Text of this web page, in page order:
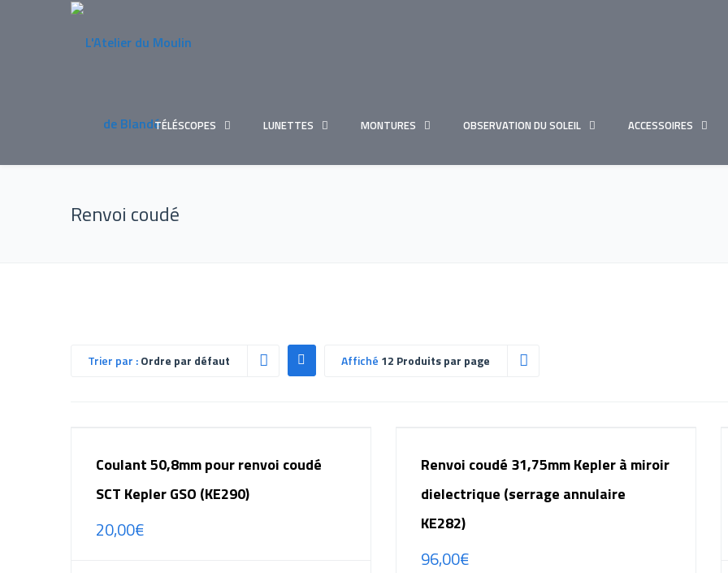
TÉLÉSCOPES LUNETTES MONTURES OBSERVATION DU SOLEIL ACCESSOIRES
Renvoi coudé
Trier par :Ordre par défaut Affiché 12 Produits par page
Coulant 50,8mm pour renvoi coudé
SCT Kepler GSO (KE290)
20,00€
Renvoi coudé 31,75mm Kepler à miroir
dielectrique (serrage annulaire
KE282)
96,00€